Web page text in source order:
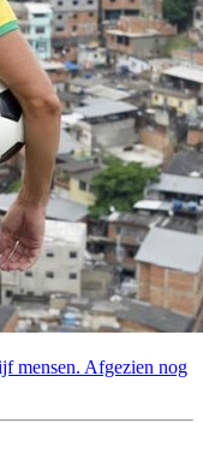
mensen. Afgezien nog